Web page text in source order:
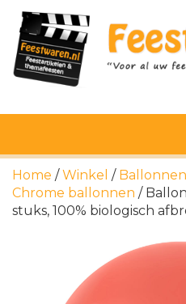
Home /Winkel / Ballonnen
Chrome ballonnen /
stuks, 100% biologisch